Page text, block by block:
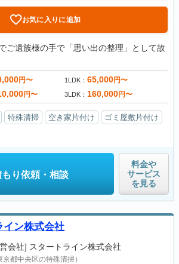
お気に入りに追加
ご遺族様の手で「思い出の整理」として故
円〜 1LDK 65,000円〜
円〜 3LDK 160,000円〜
特殊清掃 空き家片付け
ゴミ屋敷片付け
もり依頼・相談
料金や
サービス
を見る
イン株式会社
会社] スタートライン株式会社
京都中央区の特殊清掃）